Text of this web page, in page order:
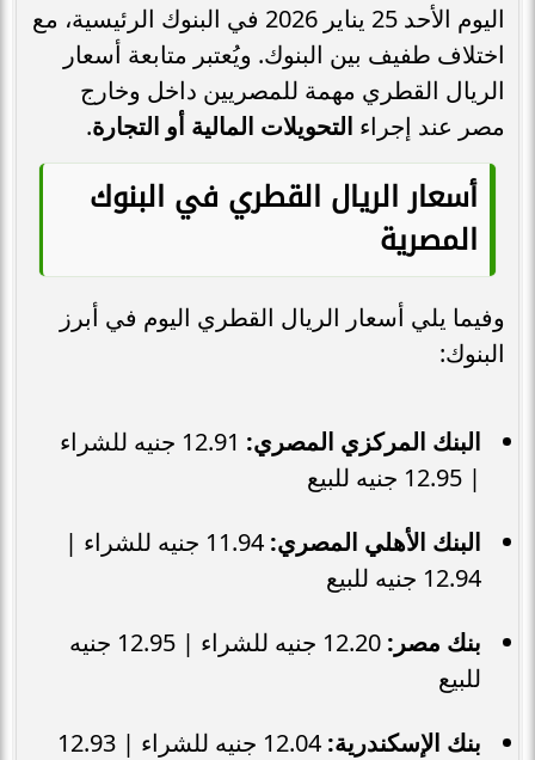
اليوم الأحد 25 يناير 2026 في البنوك الرئيسية، مع
اختلاف طفيف بين البنوك. ويُعتبر متابعة أسعار
الريال القطري مهمة للمصريين داخل وخارج
مصر عند إجراء التحويلات المالية أو التجارة.
أسعار الريال القطري في البنوك
المصرية
وفيما يلي أسعار الريال القطري اليوم في أبرز
البنوك:
البنك المركزي المصري:
12.91 جنيه للشراء
| 12.95 جنيه للبيع
البنك الأهلي المصري:
11.94 جنيه للشراء |
12.94 جنيه للبيع
بنك مصر:
12.20 جنيه للشراء | 12.95 جنيه
للبيع
بنك الإسكندرية:
12.04 جنيه للشراء | 12.93